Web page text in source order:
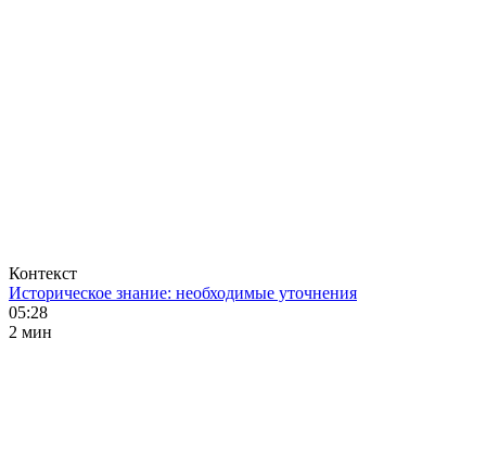
Контекст
Историческое знание: необходимые уточнения
05:28
2 мин